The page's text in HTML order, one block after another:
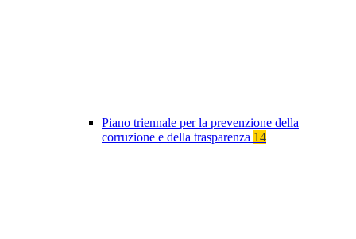
Piano triennale per la prevenzione della
corruzione e della trasparenza 14